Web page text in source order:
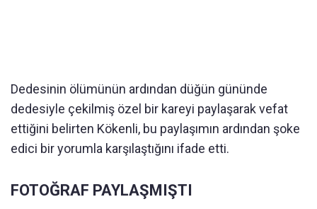
Dedesinin ölümünün ardından düğün gününde
dedesiyle çekilmiş özel bir kareyi paylaşarak vefat
ettiğini belirten Kökenli, bu paylaşımın ardından şoke
edici bir yorumla karşılaştığını ifade etti.
FOTOĞRAF PAYLAŞMIŞTI